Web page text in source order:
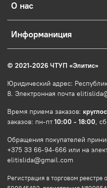
О нас
Информаниция
© 2021-2026 ЧТУП «Элитис»
Юридический адрес:
8. Электронная почта
Время приема заказов:
заказов: пн-пт 10:00 - 18:00,
Обращения покупателей
+375 33 66-94-666 или на
elitislida@gmail.com
Регистрация в торговом реестре